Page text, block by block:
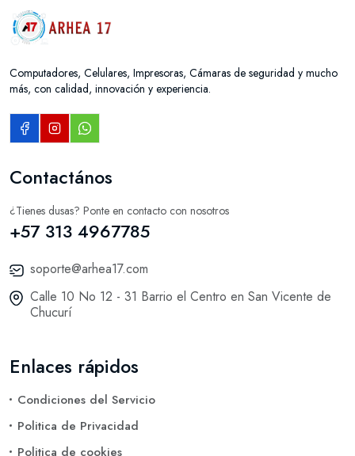
Computadores, Celulares, Impresoras, Cámaras de seguridad y mucho
más, con calidad, innovación y experiencia.
Contactános
¿Tienes dusas? Ponte en contacto con nosotros
+57 313 4967785
soporte@arhea17.com
Calle 10 No 12 - 31 Barrio el Centro en San Vicente de
Chucurí
Enlaces rápidos
Condiciones del Servicio
Politica de Privacidad
Politica de cookies